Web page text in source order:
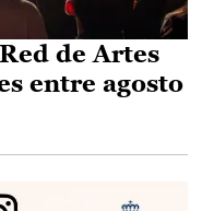
de Artes
entre agosto